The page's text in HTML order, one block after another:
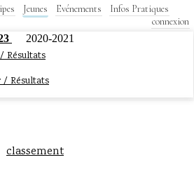
Jeunes Evénements
Infos Pratiques
connexion
2020-2021
Résultats
Résultats
classement